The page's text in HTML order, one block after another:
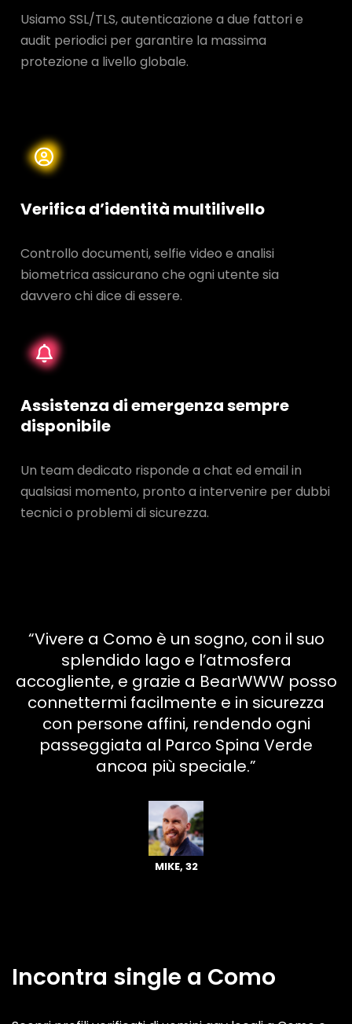
Usiamo SSL/TLS, autenticazione a due fattori e
audit periodici per garantire la massima
protezione a livello globale.
Verifica d’identità multilivello
Controllo documenti, selfie video e analisi
biometrica assicurano che ogni utente sia
davvero chi dice di essere.
Assistenza di emergenza sempre
disponibile
Un team dedicato risponde a chat ed email in
qualsiasi momento, pronto a intervenire per dubbi
tecnici o problemi di sicurezza.
“Vivere a Como è un sogno, con il suo
splendido lago e l’atmosfera
accogliente, e grazie a BearWWW posso
connettermi facilmente e in sicurezza
con persone affini, rendendo ogni
passeggiata al Parco Spina Verde
ancoa più speciale.”
MIKE, 32
Incontra single a Como